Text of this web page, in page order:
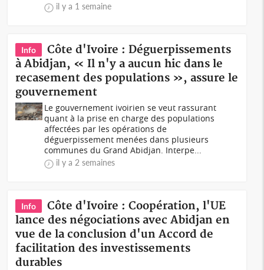
il y a 1 semaine
Info
Côte d'Ivoire : Déguerpissements
à Abidjan, « Il n'y a aucun hic dans le
recasement des populations », assure le
gouvernement
Le gouvernement ivoirien se veut rassurant
quant à la prise en charge des populations
affectées par les opérations de
déguerpissement menées dans plusieurs
communes du Grand Abidjan. Interpe...
il y a 2 semaines
Info
Côte d'Ivoire : Coopération, l'UE
lance des négociations avec Abidjan en
vue de la conclusion d'un Accord de
facilitation des investissements
durables